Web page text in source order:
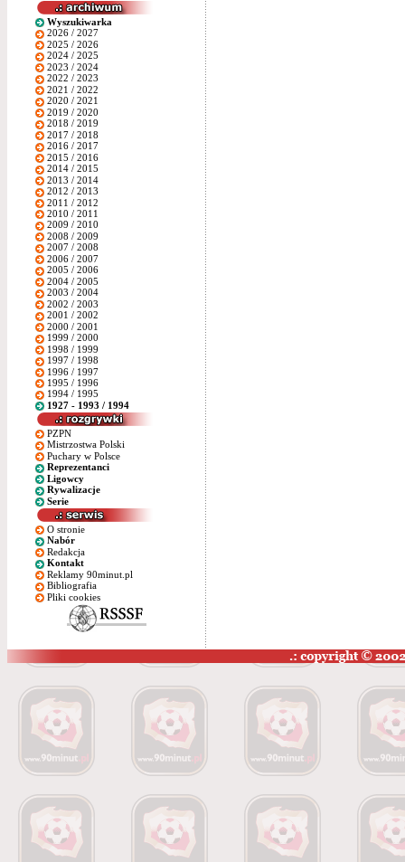
Wyszukiwarka
2026 / 2027
2025 / 2026
2024 / 2025
2023 / 2024
2022 / 2023
2021 / 2022
2020 / 2021
2019 / 2020
2018 / 2019
2017 / 2018
2016 / 2017
2015 / 2016
2014 / 2015
2013 / 2014
2012 / 2013
2011 / 2012
2010 / 2011
2009 / 2010
2008 / 2009
2007 / 2008
2006 / 2007
2005 / 2006
2004 / 2005
2003 / 2004
2002 / 2003
2001 / 2002
2000 / 2001
1999 / 2000
1998 / 1999
1997 / 1998
1996 / 1997
1995 / 1996
1994 / 1995
1927 - 1993 / 1994
PZPN
Mistrzostwa Polski
Puchary w Polsce
Reprezentanci
Ligowcy
Rywalizacje
Serie
O stronie
Nabór
Redakcja
Kontakt
Reklamy 90minut.pl
Bibliografia
Pliki cookies